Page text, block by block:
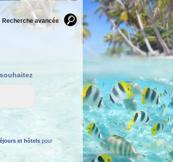
Recherche avancée
et hôtels pour